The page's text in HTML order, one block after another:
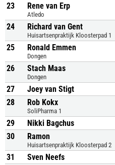
23 Rene van Erp
Atledo
24 Richard van Gent
Huisartsenpraktijk Kloosterpad 1
25 Ronald Emmen
Dongen
26 Stach Maas
Dongen
27 Joey van Stigt
28
Rob Kokx
SoliPharma 1
29 Nikki Bagchus
30
Ramon
Huisartsenpraktijk Kloosterpad 2
31 Sven Neefs